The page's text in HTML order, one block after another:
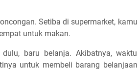
Setiba di supermarket, kamu
untuk makan.
baru belanja. Akibatnya, waktu
untuk membeli barang belanjaan